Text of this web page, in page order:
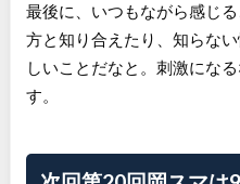
最後に、いつもながら感じ
方と知り合えたり、知らな
しいことだなと。刺激にな
す。